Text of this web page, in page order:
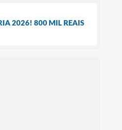
2026! 800 MIL REAIS